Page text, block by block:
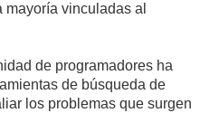
vinculadas al
de programadores ha
de búsqueda de
los problemas que surgen